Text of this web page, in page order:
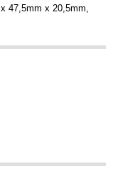
47,5mm x 20,5mm,